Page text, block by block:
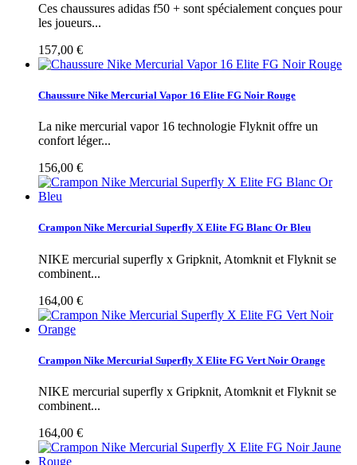
Ces chaussures adidas f50 + sont spécialement conçues pour
les joueurs...
157,00 €
Chaussure Nike Mercurial Vapor 16 Elite FG Noir Rouge
La nike mercurial vapor 16 technologie Flyknit offre un
confort léger...
156,00 €
Crampon Nike Mercurial Superfly X Elite FG Blanc Or Bleu
NIKE mercurial superfly x Gripknit, Atomknit et Flyknit se
combinent...
164,00 €
Crampon Nike Mercurial Superfly X Elite FG Vert Noir Orange
NIKE mercurial superfly x Gripknit, Atomknit et Flyknit se
combinent...
164,00 €